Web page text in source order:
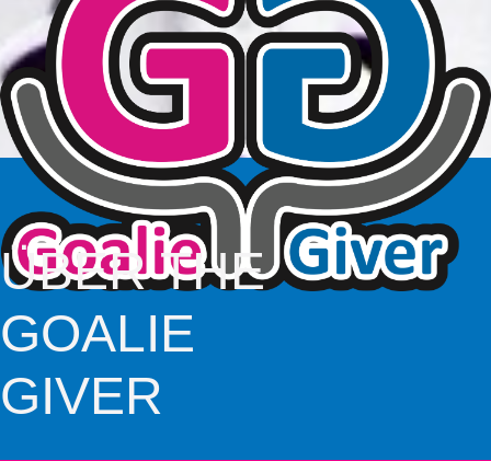
ÜBER THE
GOALIE
GIVER